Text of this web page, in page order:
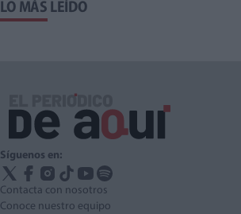
LO MÁS LEÍDO
Síguenos en:
Contacta con nosotros
Conoce nuestro equipo